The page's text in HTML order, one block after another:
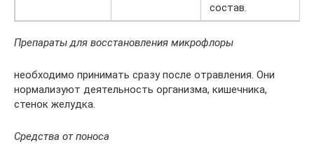
состав.
Препараты для восстановления микрофлоры
необходимо принимать сразу после отравления. Они
нормализуют деятельность организма, кишечника,
стенок желудка.
Средства от поноса